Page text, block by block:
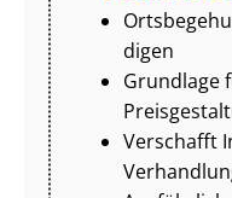
di­gen
Grundlage
Verschafft